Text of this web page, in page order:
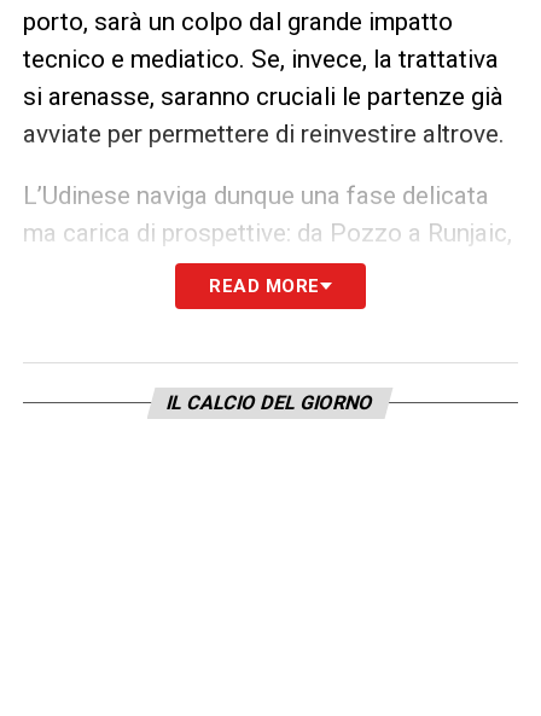
porto, sarà un colpo dal grande impatto
tecnico e mediatico. Se, invece, la trattativa
si arenasse, saranno cruciali le partenze già
avviate per permettere di reinvestire altrove.
L’Udinese naviga dunque una fase delicata
ma carica di prospettive: da Pozzo a Runjaic,
la voglia è di allestire una rosa competitiva,
equilibrata e pronta a sorprendere ancora.
LA PLAYLIST DELLE NOSTRE TOP NEWS
READ MORE
IL CALCIO DEL GIORNO